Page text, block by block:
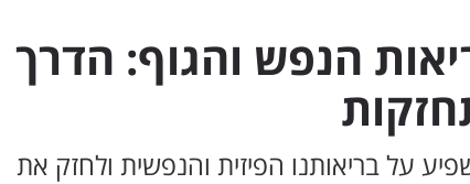
הנפש והגוף: הדרך
על בריאותנו הפיזית והנפשית ולחזק את